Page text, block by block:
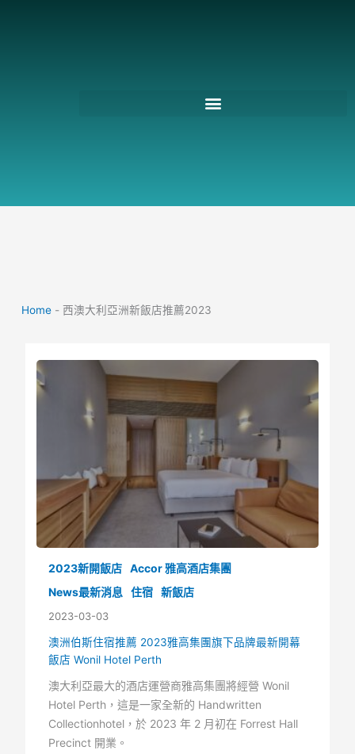
Home - 西澳大利亞洲新飯店推薦2023
2023新開飯店 Accor 雅高酒店集團
News最新消息
住宿 新飯店
2023-03-03
澳洲伯斯住宿推薦 2023雅高集團旗下品牌最新開幕
飯店 Wonil Hotel Perth
澳大利亞最大的酒店運營商雅高集團將經營 Wonil
Hotel Perth，這是一家全新的 Handwritten
Collectionhotel，於 2023 年 2 月初在 Forrest Hall
Precinct 開業。